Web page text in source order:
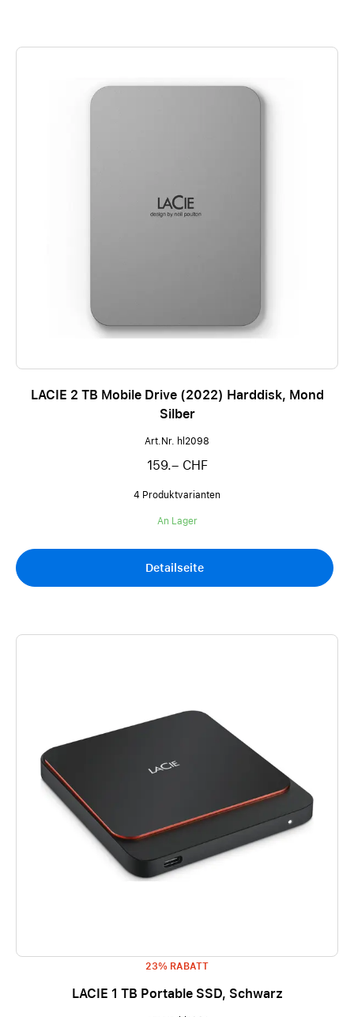
LACIE 2 TB Mobile Drive (2022) Harddisk, Mond
Silber
Art.Nr. hl2098
159.– CHF
4 Produktvarianten
An Lager
Detailseite
23% RABATT
LACIE 1 TB Portable SSD, Schwarz